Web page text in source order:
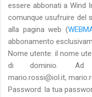
essere abbonati a Wind
comunque usufruire del
alla pagina web (
abbonamento
Nome utente: il nome
di dominio. Ad
mario.rossi@iol.it,
Password: la tua